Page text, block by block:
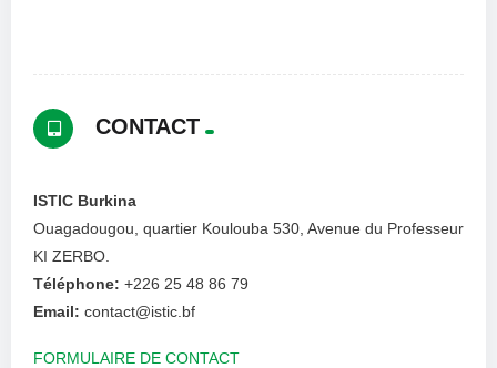
CONTACT
ISTIC Burkina
Ouagadougou, quartier Koulouba 530, Avenue du Professeur
KI ZERBO.
Téléphone: +226 25 48 86 79
Email: contact@istic.bf
FORMULAIRE DE CONTACT